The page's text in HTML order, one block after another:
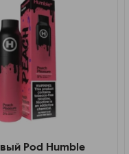
Pod Humble